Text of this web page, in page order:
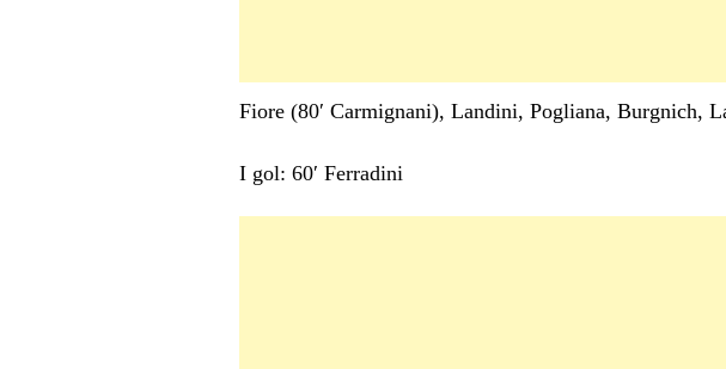
Fiore (80′ Carmignani), Landini, Pogliana, Burgnich,
I gol: 60′ Ferradini